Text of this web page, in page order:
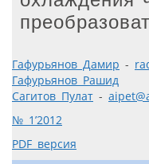
Гафурьянов Дамир -
Гафурьянов Рашид
Сагитов Пулат -
№ 1’2012
PDF версия